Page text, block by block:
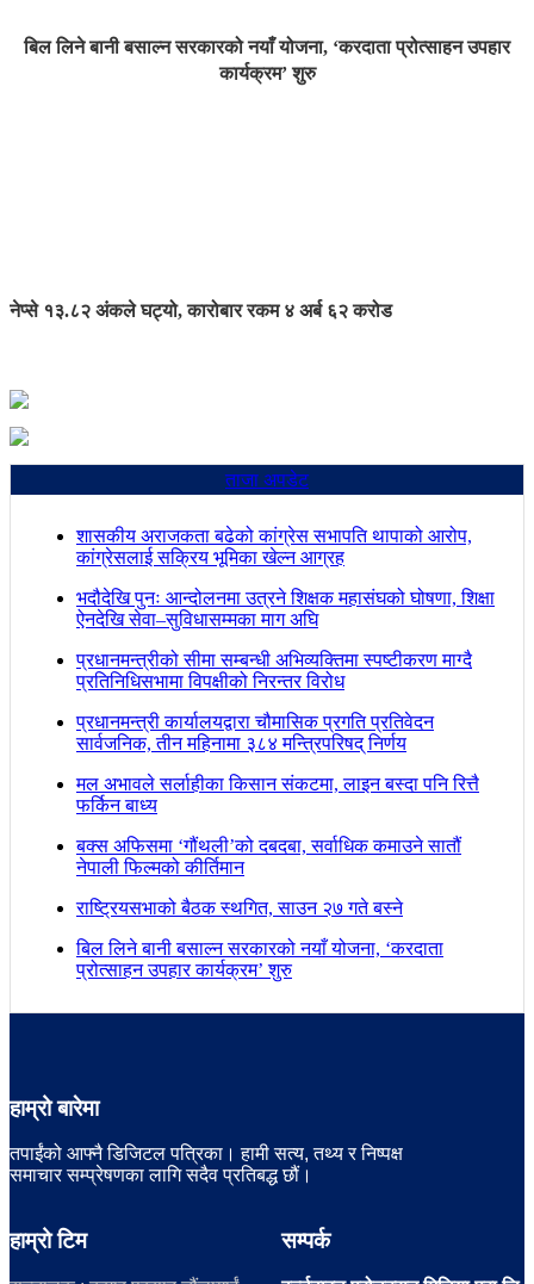
बिल लिने बानी बसाल्न सरकारको नयाँ योजना, ‘करदाता प्रोत्साहन उपहार
कार्यक्रम’ शुरु
नेप्से १३.८२ अंकले घट्यो, कारोबार रकम ४ अर्ब ६२ करोड
ताजा अपडेट
शासकीय अराजकता बढेको कांग्रेस सभापति थापाको आरोप,
कांग्रेसलाई सक्रिय भूमिका खेल्न आग्रह
भदौदेखि पुनः आन्दोलनमा उत्रने शिक्षक महासंघको घोषणा, शिक्षा
ऐनदेखि सेवा–सुविधासम्मका माग अघि
प्रधानमन्त्रीको सीमा सम्बन्धी अभिव्यक्तिमा स्पष्टीकरण माग्दै
प्रतिनिधिसभामा विपक्षीको निरन्तर विरोध
प्रधानमन्त्री कार्यालयद्वारा चौमासिक प्रगति प्रतिवेदन
सार्वजनिक, तीन महिनामा ३८४ मन्त्रिपरिषद् निर्णय
मल अभावले सर्लाहीका किसान संकटमा, लाइन बस्दा पनि रित्तै
फर्किन बाध्य
बक्स अफिसमा ‘गौंथली’को दबदबा, सर्वाधिक कमाउने सातौं
नेपाली फिल्मको कीर्तिमान
राष्ट्रियसभाको बैठक स्थगित, साउन २७ गते बस्ने
बिल लिने बानी बसाल्न सरकारको नयाँ योजना, ‘करदाता
प्रोत्साहन उपहार कार्यक्रम’ शुरु
हाम्रो बारेमा
तपाईंको आफ्नै डिजिटल पत्रिका। हामी सत्य, तथ्य र निष्पक्ष
समाचार सम्प्रेषणका लागि सदैव प्रतिबद्ध छौं।
हाम्रो टिम सम्पर्क